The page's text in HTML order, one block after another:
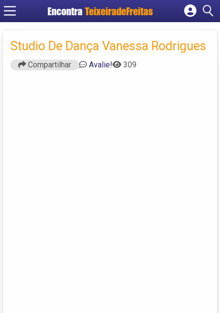
Encontra TeixeiradeFreitas
Cadastrar empresa
Criar conta
Studio De Dança Vanessa Rodrigues
Compartilhar Avalie! 309